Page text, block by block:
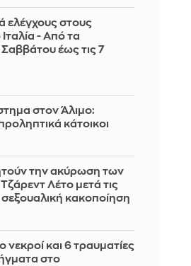
ελέγχους στους
- Από τα
έως τις 7
στον Άλιμο:
κάτοικοι
την ακύρωση των
Λέτο μετά τις
σεξουαλική κακοποίηση
νεκροί και 6 τραυματίες
στο